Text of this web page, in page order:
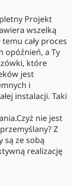
Projekt
wszelką
cały proces
opóźnień, a Ty
które
jest
i
instalacji. Taki
nie jest
Z
są ze sobą
realizację